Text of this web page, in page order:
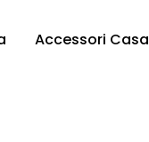
Accessori Casa